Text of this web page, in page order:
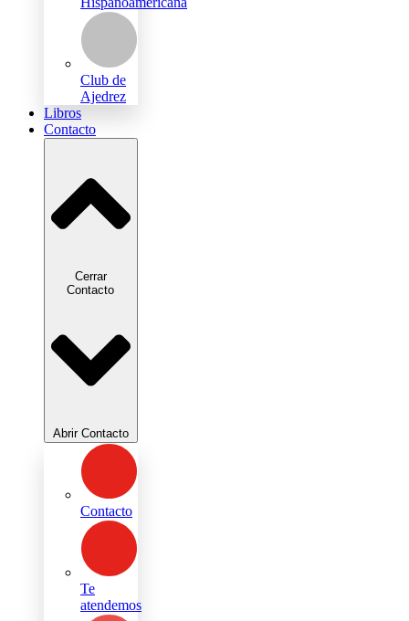
Club de
Ajedrez
Libros
Contacto
Cerrar
Contacto
Abrir Contacto
Contacto
Te
atendemos